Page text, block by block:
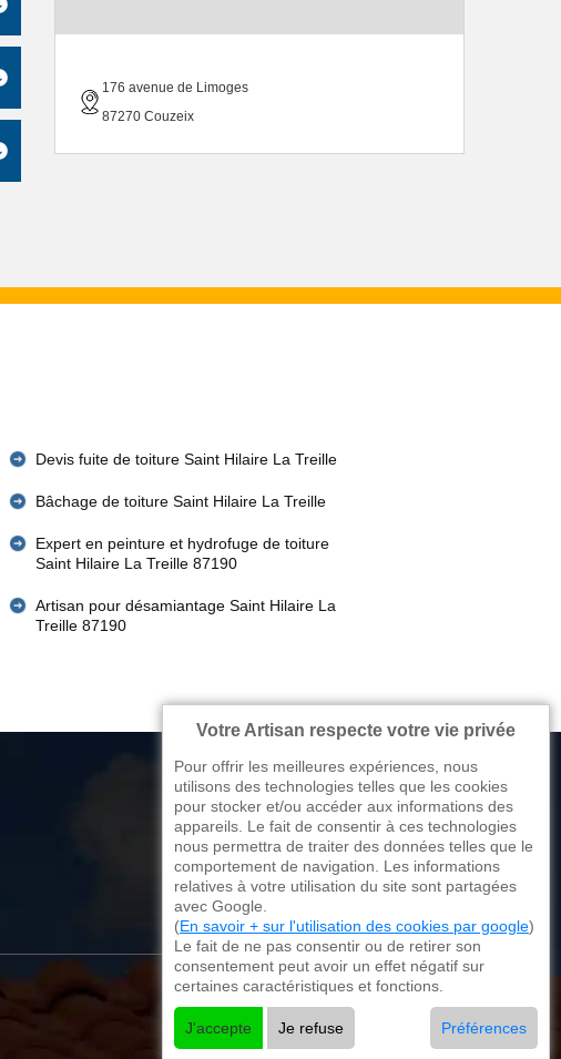
176 avenue de Limoges
87270 Couzeix
Devis fuite de toiture Saint Hilaire La Treille
Bâchage de toiture Saint Hilaire La Treille
Expert en peinture et hydrofuge de toiture
Saint Hilaire La Treille 87190
Artisan pour désamiantage Saint Hilaire La
Treille 87190
176 avenue de Limoges
87270 Couzeix
Votre Artisan respecte votre vie privée
Pour offrir les meilleures expériences, nous
utilisons des technologies telles que les cookies
pour stocker et/ou accéder aux informations des
appareils. Le fait de consentir à ces technologies
nous permettra de traiter des données telles que le
comportement de navigation. Les informations
relatives à votre utilisation du site sont partagées
avec Google.
(En savoir + sur l'utilisation des cookies par google)
Le fait de ne pas consentir ou de retirer son
consentement peut avoir un effet négatif sur
certaines caractéristiques et fonctions.
J'accepte Je refuse Préférences